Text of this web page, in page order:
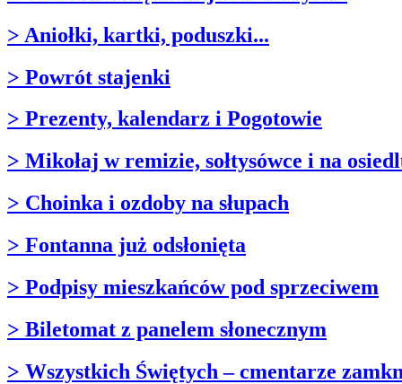
> Aniołki, kartki, poduszki...
> Powrót stajenki
> Prezenty, kalendarz i Pogotowie
> Mikołaj w remizie, sołtysówce i na
> Choinka i ozdoby na słupach
> Fontanna już odsłonięta
> Podpisy mieszkańców pod sprzeciwem
> Biletomat z panelem słonecznym
> Wszystkich Świętych – cmentarze